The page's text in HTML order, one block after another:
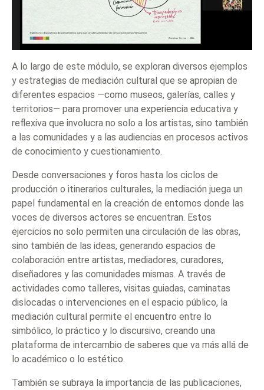
A lo largo de este módulo, se exploran diversos ejemplos
y estrategias de mediación cultural que se apropian de
diferentes espacios —como museos, galerías, calles y
territorios— para promover una experiencia educativa y
reflexiva que involucra no solo a los artistas, sino también
a las comunidades y a las audiencias en procesos activos
de conocimiento y cuestionamiento.
Desde conversaciones y foros hasta los ciclos de
producción o itinerarios culturales, la mediación juega un
papel fundamental en la creación de entornos donde las
voces de diversos actores se encuentran. Estos
ejercicios no solo permiten una circulación de las obras,
sino también de las ideas, generando espacios de
colaboración entre artistas, mediadores, curadores,
diseñadores y las comunidades mismas. A través de
actividades como talleres, visitas guiadas, caminatas
dislocadas o intervenciones en el espacio público, la
mediación cultural permite el encuentro entre lo
simbólico, lo práctico y lo discursivo, creando una
plataforma de intercambio de saberes que va más allá de
lo académico o lo estético.
También se subraya la importancia de las publicaciones,